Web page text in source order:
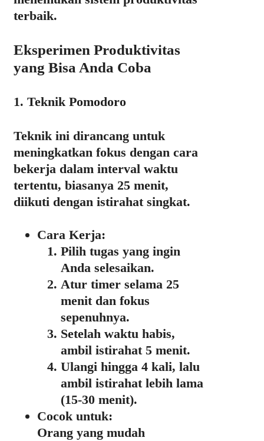
terbaik.
Eksperimen Produktivitas
yang Bisa Anda Coba
1. Teknik Pomodoro
Teknik ini dirancang untuk
meningkatkan fokus dengan cara
bekerja dalam interval waktu
tertentu, biasanya 25 menit,
diikuti dengan istirahat singkat.
Cara Kerja:
Pilih tugas yang ingin
Anda selesaikan.
Atur timer selama 25
menit dan fokus
sepenuhnya.
Setelah waktu habis,
ambil istirahat 5 menit.
Ulangi hingga 4 kali, lalu
ambil istirahat lebih lama
(15-30 menit).
Cocok untuk:
Orang yang mudah